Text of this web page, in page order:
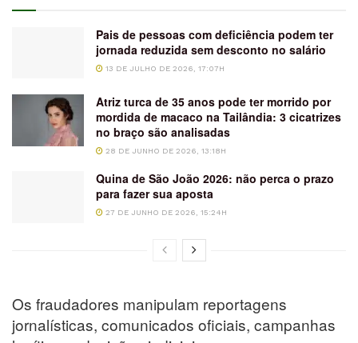
Pais de pessoas com deficiência podem ter
jornada reduzida sem desconto no salário
13 DE JULHO DE 2026, 17:07H
Atriz turca de 35 anos pode ter morrido por
mordida de macaco na Tailândia: 3 cicatrizes
no braço são analisadas
28 DE JUNHO DE 2026, 13:18H
Quina de São João 2026: não perca o prazo
para fazer sua aposta
27 DE JUNHO DE 2026, 15:24H
Os fraudadores manipulam reportagens
jornalísticas, comunicados oficiais, campanhas